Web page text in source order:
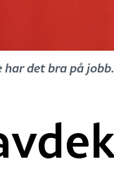
det bra på